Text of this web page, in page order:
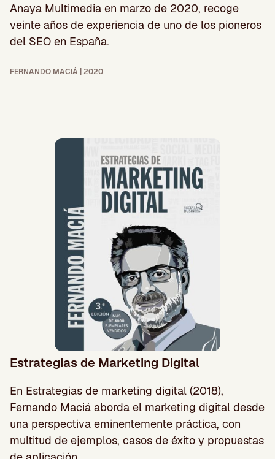
Anaya Multimedia en marzo de 2020, recoge
veinte años de experiencia de uno de los pioneros
del SEO en España.
FERNANDO MACIÁ | 2020
Estrategias de Marketing Digital
En Estrategias de marketing digital (2018),
Fernando Maciá aborda el marketing digital desde
una perspectiva eminentemente práctica, con
multitud de ejemplos, casos de éxito y propuestas